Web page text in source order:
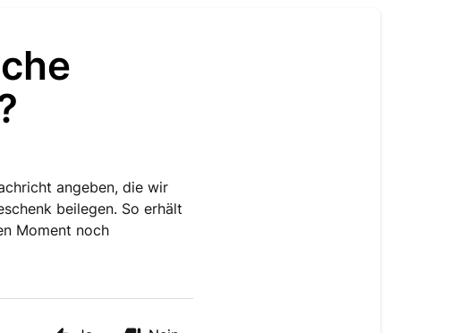
angeben, die wir
beilegen. So erhält
Moment noch